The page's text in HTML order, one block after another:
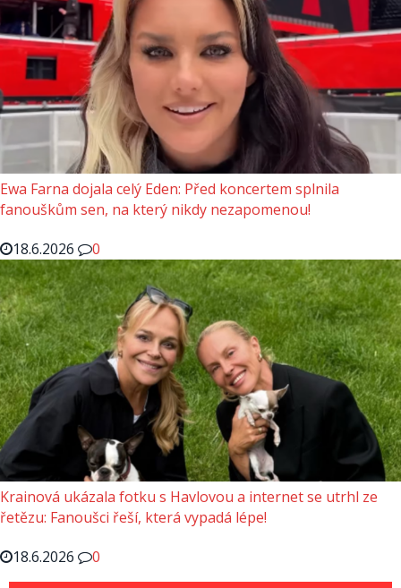
Ewa Farna dojala celý Eden: Před koncertem splnila
fanouškům sen, na který nikdy nezapomenou!
18.6.2026
0
Krainová ukázala fotku s Havlovou a internet se utrhl ze
řetězu: Fanoušci řeší, která vypadá lépe!
18.6.2026
0